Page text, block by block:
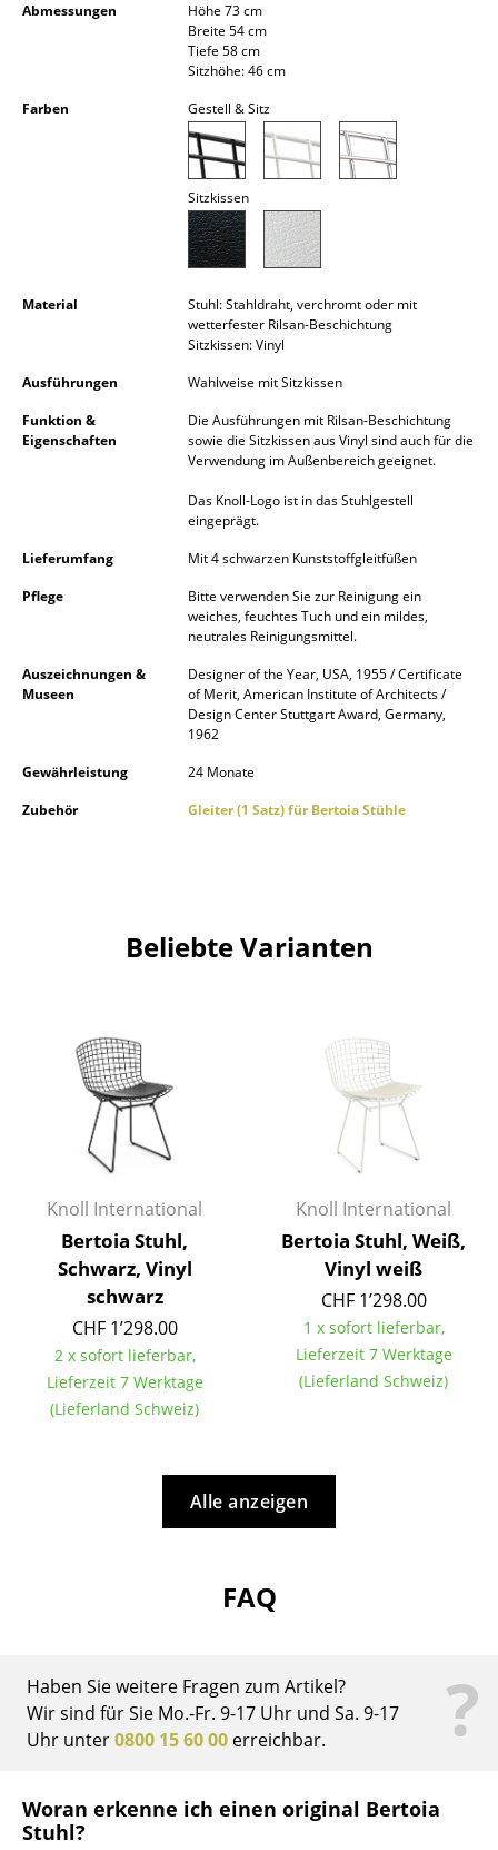
Licht
Hängeleuchten & Deckenleuchten
Tischleuchten
Schreibtischleuchten
Stehleuchten & Leseleuchten
Outdoor-Leuchten
Akkuleuchten
... alle Leuchten
Einzelbetten
Stapelbetten
Nachttische & Bettzubehör
Büroutensilien
Aufbewahrungsboxen
Decken
Teppiche
Vorhänge
... alle Accessoires
Räume
Diele
Badezimmer
Balkon & Garten
Abmessungen
Höhe 73 cm
Breite 54 cm
Tiefe 58 cm
Sitzhöhe: 46 cm
Farben
Gestell & Sitz
Sitzkissen
Material
Stuhl: Stahldraht, verchromt oder mit
wetterfester Rilsan-Beschichtung
Sitzkissen: Vinyl
Ausführungen
Wahlweise mit Sitzkissen
Funktion &
Eigenschaften
Die Ausführungen mit Rilsan-Beschichtung
sowie die Sitzkissen aus Vinyl sind auch für die
Verwendung im Außenbereich geeignet.
Das Knoll-Logo ist in das Stuhlgestell
eingeprägt.
Lieferumfang
Mit 4 schwarzen Kunststoffgleitfüßen
Pflege
Bitte verwenden Sie zur Reinigung ein
weiches, feuchtes Tuch und ein mildes,
neutrales Reinigungsmittel.
Auszeichnungen &
Museen
Designer of the Year, USA, 1955 / Certificate
of Merit, American Institute of Architects /
Design Center Stuttgart Award, Germany,
1962
Gewährleistung
24 Monate
Zubehör
Gleiter (1 Satz) für Bertoia Stühle
Beliebte Varianten
Knoll International
Bertoia Stuhl,
Schwarz, Vinyl
schwarz
CHF 1’298.00
2 x sofort lieferbar,
Lieferzeit 7 Werktage
(Lieferland Schweiz)
Knoll International
Bertoia Stuhl, Weiß,
Vinyl weiß
CHF 1’298.00
1 x sofort lieferbar,
Lieferzeit 7 Werktage
(Lieferland Schweiz)
Alle anzeigen
FAQ
?
Haben Sie weitere Fragen zum Artikel?
Wir sind für Sie Mo.-Fr. 9-17 Uhr und Sa. 9-17
Uhr unter0800 15 60 00 erreichbar.
Woran erkenne ich einen original Bertoia
Stuhl?